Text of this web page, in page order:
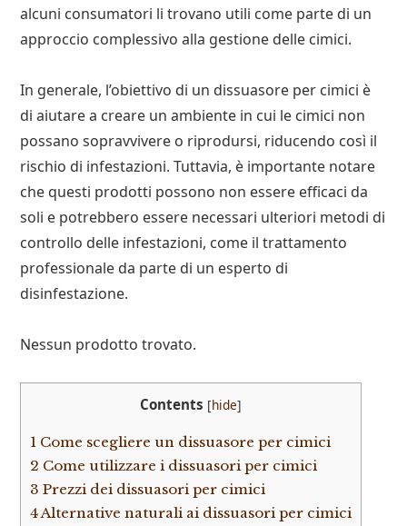
alcuni consumatori li trovano utili come parte di un
approccio complessivo alla gestione delle cimici.
In generale, l’obiettivo di un dissuasore per cimici è
di aiutare a creare un ambiente in cui le cimici non
possano sopravvivere o riprodursi, riducendo così il
rischio di infestazioni. Tuttavia, è importante notare
che questi prodotti possono non essere efficaci da
soli e potrebbero essere necessari ulteriori metodi di
controllo delle infestazioni, come il trattamento
professionale da parte di un esperto di
disinfestazione.
Nessun prodotto trovato.
Contents [hide]
1 Come scegliere un dissuasore per cimici
2 Come utilizzare i dissuasori per cimici
3 Prezzi dei dissuasori per cimici
4Alternative naturali ai dissuasori per cimici